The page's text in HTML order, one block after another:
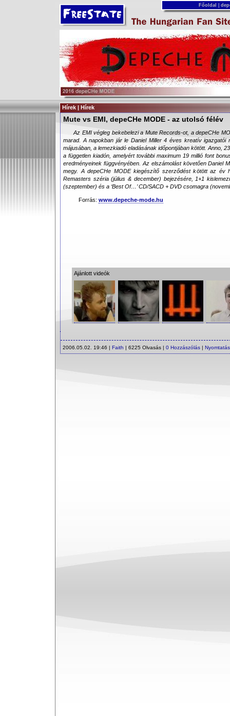
Főoldal
Hírek | Hírek
Mute vs EMI, depeCHe MODE - az utolsó félév
Az EMI végleg bekebelezi a Mute Records-ot, a depeCHe
marad. A napokban jár le Daniel Miller 4 éves kreatív igazgatói
májusában, a lemezkiadó eladásának időpontjában kötött. Anno,
a független kiadón, amelyért további maximum 19 millió font
eredményeinek függvényében. Az elszámolást követően Daniel
megy. A depeCHe MODE kiegészítő szerződést kötött az év
Remasters széria (július & december) bejezésére, 1+1
(szeptember) és a ‘Best Of…’ CD/SACD + DVD csomagra
Forrás: www.depeche-mode.hu
Ajánlott videók
2006.05.02. 19:46 | Faith | 6225 Olvasás | 0 Hozzászólás | Nyomtatás